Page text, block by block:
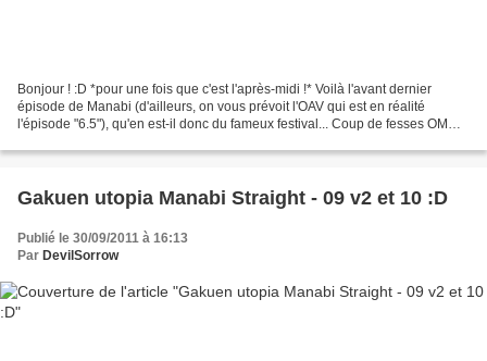
Bonjour ! :D *pour une fois que c'est l'après-midi !* Voilà l'avant dernier
épisode de Manabi (d'ailleurs, on vous prévoit l'OAV qui est en réalité
l'épisode "6.5"), qu'en est-il donc du fameux festival... Coup de fesses OMG !
Gakuen utopia Manabi Straight - 09 v2 et 10 :D
Publié le 30/09/2011 à 16:13
Par DevilSorrow